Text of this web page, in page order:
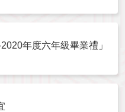
年度六年級畢業禮」